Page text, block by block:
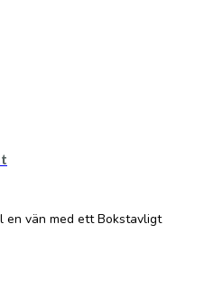
en vän med ett Bokstavligt